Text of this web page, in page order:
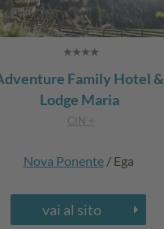
Family Hotel &
Lodge Maria
CIN +
Nova Ponente/ Ega
vai al sito